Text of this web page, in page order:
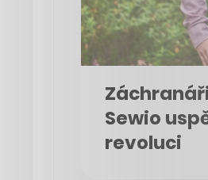
Sewio
revoluci